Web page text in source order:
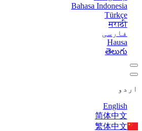
Bahasa Indonesia
Türkçe
मराठी
فارسی
Hausa
తెలుగు
اردو
English
简体中文
繁体中文